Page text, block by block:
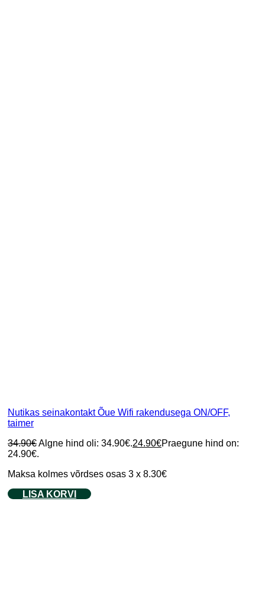
Nutikas seinakontakt Õue Wifi rakendusega ON/OFF,
taimer
34.90€Algne hind oli: 34.90€.24.90€Praegune hind on:
24.90€.
Maksa kolmes võrdses osas 3 x 8.30€
LISA KORVI